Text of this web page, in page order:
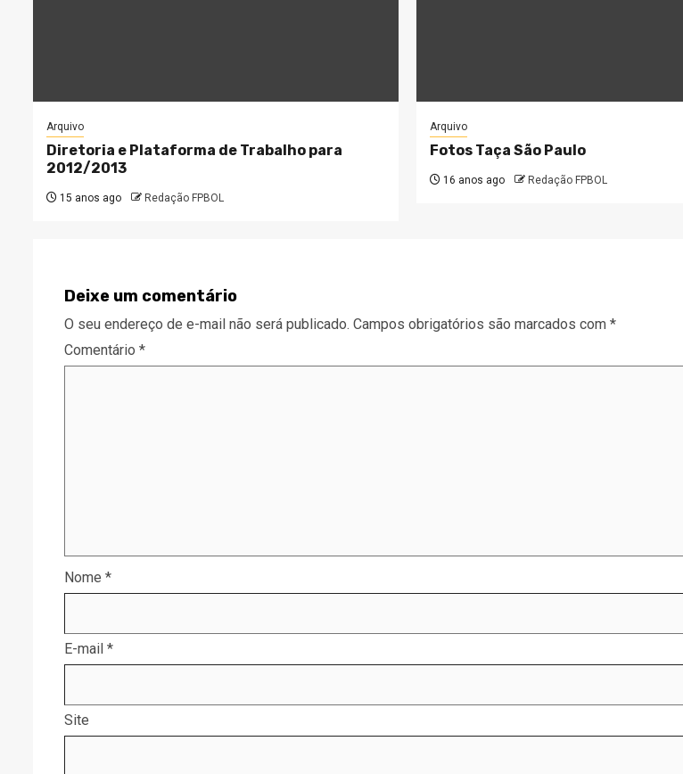
Arquivo
Diretoria e Plataforma de Trabalho para
2012/2013
15 anos ago Redação FPBOL
Arquivo
Fotos Taça São Paulo
16 anos ago Redação FPBOL
Deixe um comentário
O seu endereço de e-mail não será publicado. Campos obrigatórios são marcados com *
Comentário *
Nome *
E-mail *
Site